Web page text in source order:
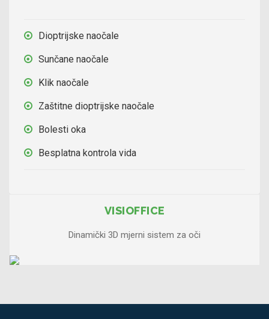
Dioptrijske naočale
Sunčane naočale
Klik naočale
Zaštitne dioptrijske naočale
Bolesti oka
Besplatna kontrola vida
VISIOFFICE
Dinamički 3D mjerni sistem za oči